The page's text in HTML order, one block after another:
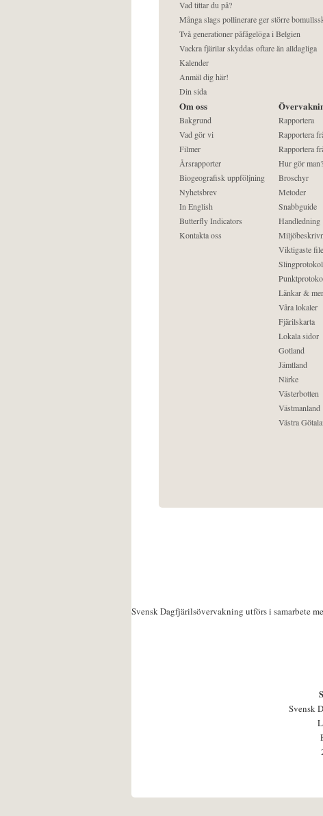
Vad tittar du på?
Många slags pollinerare ger större
Två generationer påfågelöga i Belgien
Vackra fjärilar skyddas oftare än alldagliga
Kalender
Anmäl dig här!
Din sida
Om oss
Bakgrund
Vad gör vi
Filmer
Årsrapporter
Biogeografisk uppföljning
Nyhetsbrev
In English
Butterfly Indicators
Kontakta oss
Rapportera
Rapportera
Rapportera
Hur gör man?
Broschyr
Metoder
Snabbguide
Handledning
Viktigaste
Länkar &
Våra lokaler
Fjärilskarta
Lokala sidor
Gotland
Jämtland
Närke
Västerbotten
Västmanland
Västra
Svensk Dagfjärilsövervakning utförs i samarbete
Svensk